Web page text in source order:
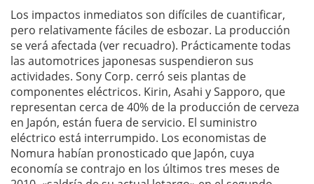
Los impactos inmediatos son difíciles de cuantificar,
pero relativamente fáciles de esbozar. La producción
se verá afectada (ver recuadro). Prácticamente todas
las automotrices japonesas suspendieron sus
actividades. Sony Corp. cerró seis plantas de
componentes eléctricos. Kirin, Asahi y Sapporo, que
representan cerca de 40% de la producción de cerveza
en Japón, están fuera de servicio. El suministro
eléctrico está interrumpido. Los economistas de
Nomura habían pronosticado que Japón, cuya
economía se contrajo en los últimos tres meses de